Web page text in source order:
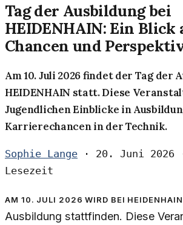
Tag der Ausbildung bei
HEIDENHAIN: Ein Blick
Chancen und
Am 10. Juli 2026 findet der Tag der
HEIDENHAIN statt. Diese
Jugendlichen Einblicke in
Karrierechancen in der Technik.
Sophie Lange · 20. Juni 2026
Lesezeit
Am 10. Juli 2026 wird bei
Ausbildung stattfinden. Diese